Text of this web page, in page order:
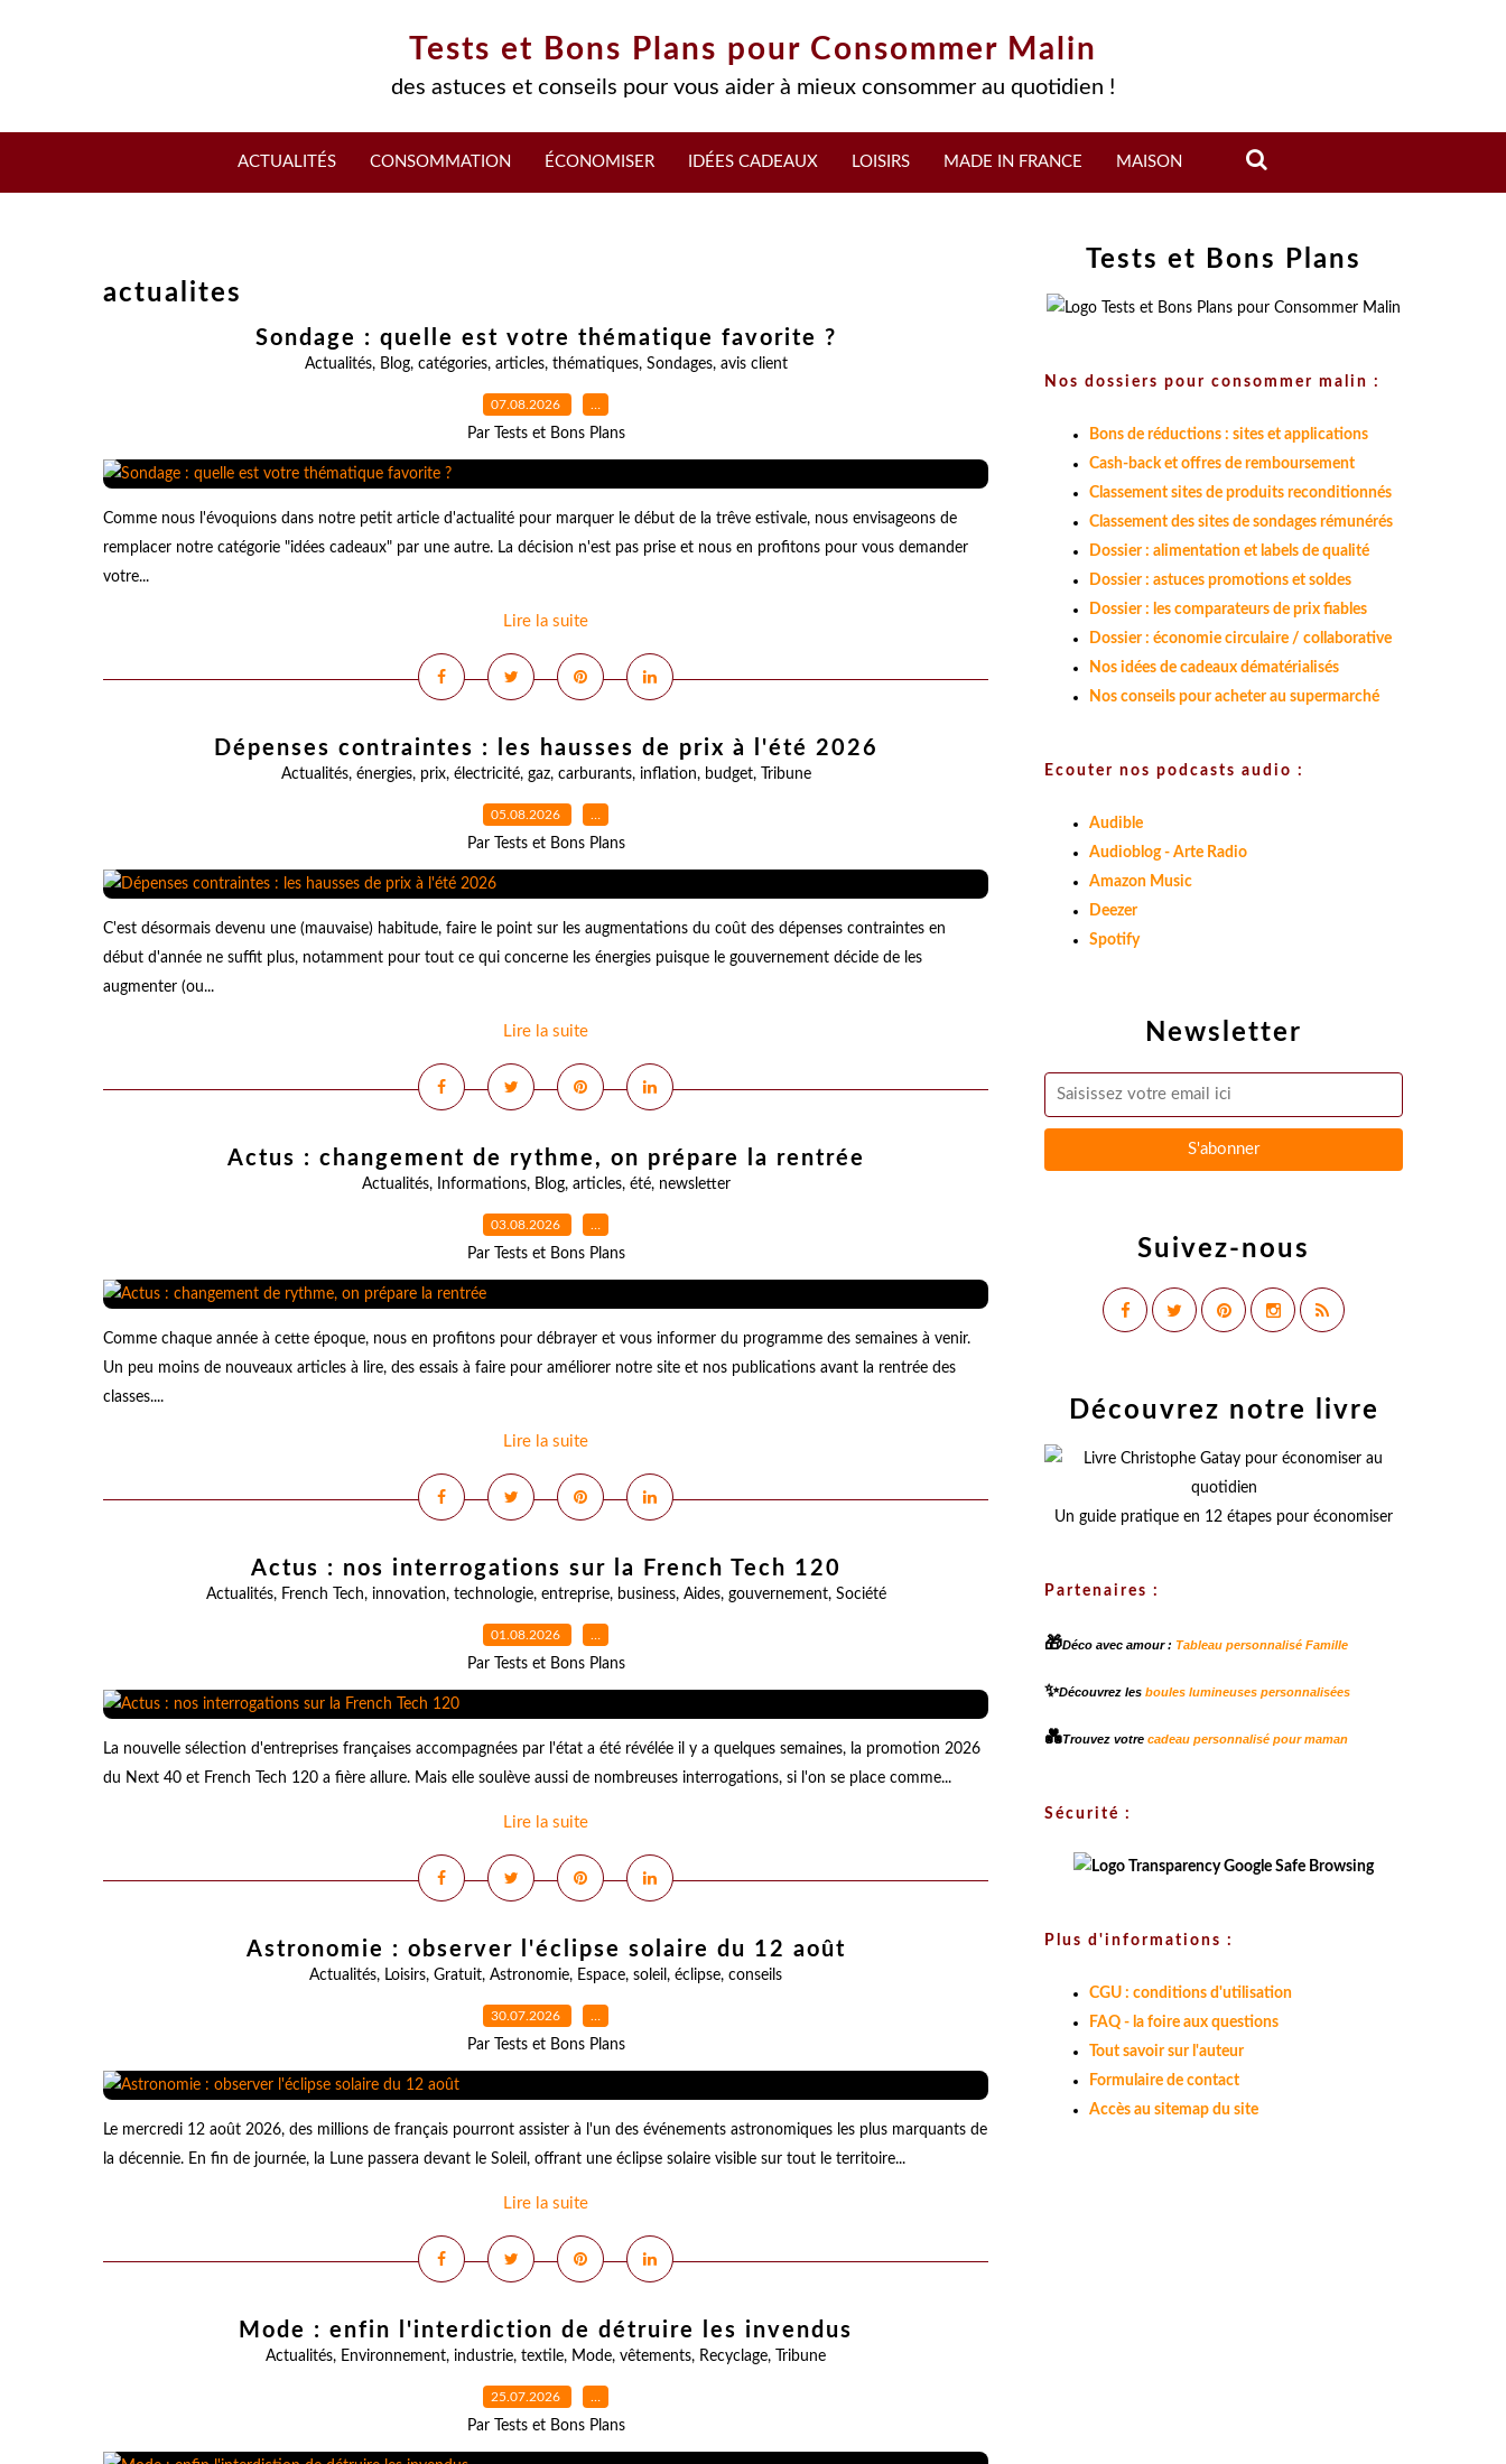
Tests et Bons Plans pour Consommer Malin
des astuces et conseils pour vous aider à mieux consommer au quotidien !
ACTUALITÉS CONSOMMATION ÉCONOMISER IDÉES CADEAUX LOISIRS MADE IN FRANCE MAISON
actualites
Sondage : quelle est votre thématique favorite ?
Actualités, Blog, catégories, articles, thématiques, Sondages, avis client
07.08.2026 …
Par Tests et Bons Plans
Comme nous l'évoquions dans notre petit article d'actualité pour marquer le début de la trêve estivale, nous envisageons de
remplacer notre catégorie "idées cadeaux" par une autre. La décision n'est pas prise et nous en profitons pour vous demander
votre...
Lire la suite
Dépenses contraintes : les hausses de prix à l'été 2026
Actualités, énergies, prix, électricité, gaz, carburants, inflation, budget, Tribune
05.08.2026 …
Par Tests et Bons Plans
C'est désormais devenu une (mauvaise) habitude, faire le point sur les augmentations du coût des dépenses contraintes en
début d'année ne suffit plus, notamment pour tout ce qui concerne les énergies puisque le gouvernement décide de les
augmenter (ou...
Lire la suite
Actus : changement de rythme, on prépare la rentrée
Actualités, Informations, Blog, articles, été, newsletter
03.08.2026 …
Par Tests et Bons Plans
Comme chaque année à cette époque, nous en profitons pour débrayer et vous informer du programme des semaines à venir.
Un peu moins de nouveaux articles à lire, des essais à faire pour améliorer notre site et nos publications avant la rentrée des
classes....
Lire la suite
Actus : nos interrogations sur la French Tech 120
Actualités, French Tech, innovation, technologie, entreprise, business, Aides, gouvernement, Société
01.08.2026 …
Par Tests et Bons Plans
La nouvelle sélection d'entreprises françaises accompagnées par l'état a été révélée il y a quelques semaines, la promotion 2026
du Next 40 et French Tech 120 a fière allure. Mais elle soulève aussi de nombreuses interrogations, si l'on se place comme...
Lire la suite
Astronomie : observer l'éclipse solaire du 12 août
Actualités, Loisirs, Gratuit, Astronomie, Espace, soleil , éclipse, conseils
30.07.2026 …
Par Tests et Bons Plans
Le mercredi 12 août 2026, des millions de français pourront assister à l'un des événements astronomiques les plus marquants de
la décennie. En fin de journée, la Lune passera devant le Soleil, offrant une éclipse solaire visible sur tout le territoire...
Lire la suite
Mode : enfin l'interdiction de détruire les invendus
Actualités, Environnement, industrie, textile, Mode, vêtements, Recyclage, Tribune
25.07.2026 …
Par Tests et Bons Plans
Newsletter
Suivez-nous
Tests et Bons Plans
Nos dossiers pour consommer malin :
Bons de réductions : sites et applications
Cash-back et offres de remboursement
Classement sites de produits reconditionnés
Classement des sites de sondages rémunérés
Dossier : alimentation et labels de qualité
Dossier : astuces promotions et soldes
Dossier : les comparateurs de prix fiables
Dossier : économie circulaire / collaborative
Nos idées de cadeaux dématérialisés
Nos conseils pour acheter au supermarché
Ecouter nos podcasts audio :
Audible
Audioblog - Arte Radio
Amazon Music
Deezer
Spotify
Découvrez notre livre
Un guide pratique en 12 étapes pour économiser
Partenaires :
🎁Déco avec amour : Tableau personnalisé Famille
✨Découvrez les boules lumineuses personnalisées
💑Trouvez votre cadeau personnalisé pour maman
Sécurité :
Plus d'informations :
CGU : conditions d'utilisation
FAQ - la foire aux questions
Tout savoir sur l'auteur
Formulaire de contact
Accès au sitemap du site